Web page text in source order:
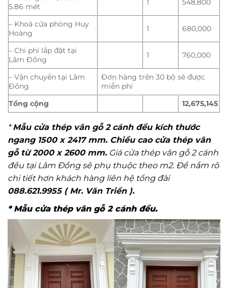
5.86 mét
1 548,800
– Khoá cửa phòng Huy
Hoàng
1 680,000
– Chi phí lắp đặt tại
Lâm Đồng
1 760,000
– Vận chuyển tại Lâm
Đồng
Đơn hàng trên 30 bộ sẽ được
miễn phí
Tổng cộng
12,675,145
*Mẫu cửa thép vân gỗ 2 cánh đều kích thước
ngang 1500 x 2417 mm. Chiều cao cửa thép vân
gỗ từ 2000 x 2600 mm. Giá cửa thép vân gỗ 2 cánh
đều tại Lâm Đồng sẽ phụ thuộc theo m2. Để nắm rõ
chi tiết hơn khách hàng liên hệ tổng đài
088.621.9955 ( Mr. Văn Triển ).
* Mẫu cửa thép vân gỗ 2 cánh đều.